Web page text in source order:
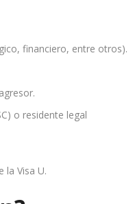
financiero, entre otros).
o residente legal
la Visa U.